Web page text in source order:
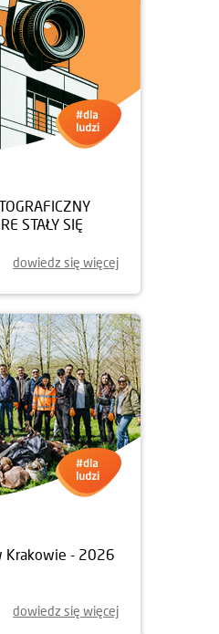
STAŁY SIĘ
dowiedz się więcej
Krakowie - 2026
dowiedz się więcej